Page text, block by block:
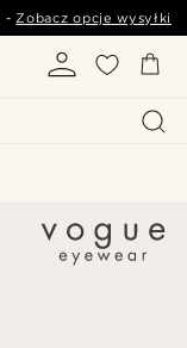
-Zobacz opcje wysyłki